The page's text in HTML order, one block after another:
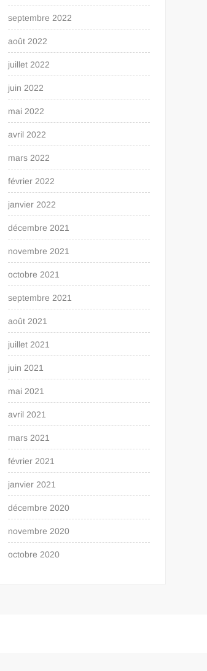
septembre 2022
août 2022
juillet 2022
juin 2022
mai 2022
avril 2022
mars 2022
février 2022
janvier 2022
décembre 2021
novembre 2021
octobre 2021
septembre 2021
août 2021
juillet 2021
juin 2021
mai 2021
avril 2021
mars 2021
février 2021
janvier 2021
décembre 2020
novembre 2020
octobre 2020